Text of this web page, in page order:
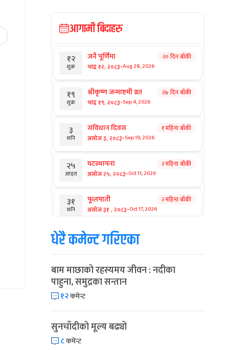
आगामी बिदाहरु
१२
शुक्र
जनै पूर्णिमा
भाद्र १२, २०८३-Aug 28, 2026
२० दिन बाँकी
१९
शुक्र
श्रीकृष्ण जन्माष्टमी व्रत
भाद्र १९, २०८३-Sep 4, 2026
२७ दिन बाँकी
३
शनि
संविधान दिवस
असोज ३, २०८३-Sep 19, 2026
१ महिना बाँकी
२५
आइत
घटस्थापना
असोज २५, २०८३-Oct 11, 2026
२ महिना बाँकी
३१
शनि
फूलपाती
असोज ३१ , २०८३-Oct 17, 2026
२ महिना बाँकी
१
आइत
कार्तिक सङ्क्रान्ति
कार्तिक १, २०८३-Oct 18, 2026
३
मंगल
महानवमी
कार्तिक ३, २०८३-
२ महिना बाँकी
४
५
धेरै कमेन्ट गरिएका
बाम माछाको रहस्यमय जीवन : नदीका
पाहुना, समुद्रका सन्तान
१२कमेन्ट
सुनचाँदीको मूल्य बढ्यो
८कमेन्ट